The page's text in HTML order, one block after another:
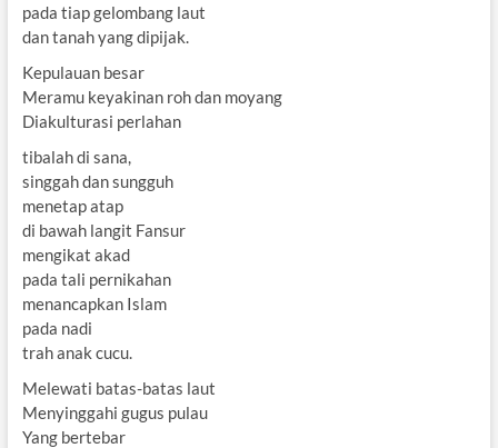
pada tiap gelombang laut
dan tanah yang dipijak.
Kepulauan besar
Meramu keyakinan roh dan moyang
Diakulturasi perlahan
tibalah di sana,
singgah dan sungguh
menetap atap
di bawah langit Fansur
mengikat akad
pada tali pernikahan
menancapkan Islam
pada nadi
trah anak cucu.
Melewati batas-batas laut
Menyinggahi gugus pulau
Yang bertebar